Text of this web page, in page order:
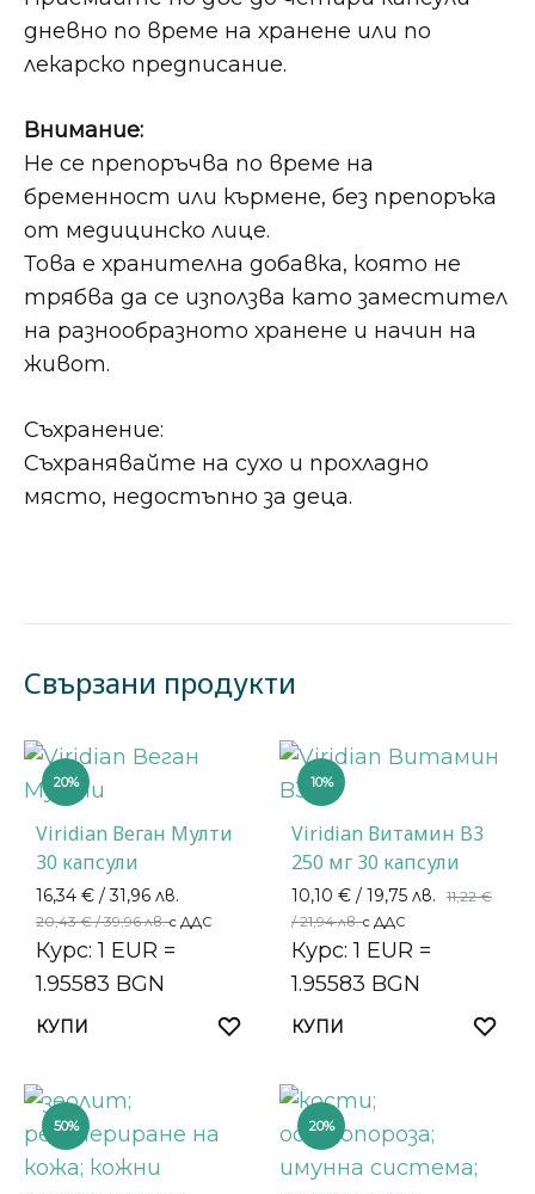
дневно по време на хранене или по
лекарско предписание.
Внимание:
Не се препоръчва по време на
бременност или кърмене, без препоръка
от медицинско лице.
Това е хранителна добавка, която не
трябва да се използва като заместител
на разнообразното хранене и начин на
живот.
Съхранение:
Съхранявайте на сухо и прохладно
място, недостъпно за деца.
Свързани продукти
20%
Viridian Веган Мулти
30 капсули
16,34 € / 31,96 лв.
20,43€/ 39,96 лв.с ДДС
Курс: 1 EUR =
1.95583 BGN
КУПИ
10%
Viridian Витамин B3
250 мг 30 капсули
10,10 € / 19,75 лв. 11,22€
/ 21,94 лв.с ДДС
Курс: 1 EUR =
1.95583 BGN
КУПИ
50% 20%